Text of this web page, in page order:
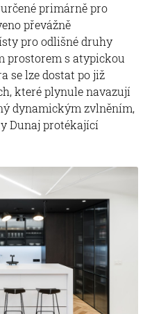
primárně pro
převážně
pro odlišné druhy
prostorem s atypickou
se lze dostat po již
které plynule navazují
dynamickým zvlněním,
Dunaj protékající